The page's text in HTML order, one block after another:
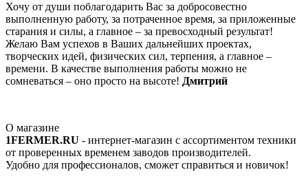
Хочу от души поблагодарить Вас за добросовестно
выполненную работу, за потраченное время, за приложенные
старания и силы, а главное – за превосходный результат!
Желаю Вам успехов в Ваших дальнейших проектах,
творческих идей, физических сил, терпения, а главное –
времени. В качестве выполнения работы можно не
сомневаться – оно просто на высоте! Дмитрий
О магазине
1FERMER.RU - интернет-магазин с ассортиментом техники
от проверенных временем заводов производителей.
Удобно для профессионалов, сможет справиться и новичок!